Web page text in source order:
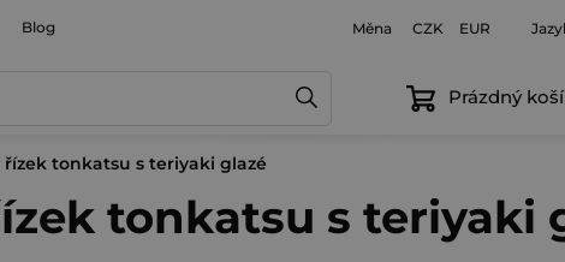
Blog Měna CZK EUR
Prázdný
řízek tonkatsu s teriyaki glazé
tonkatsu s teriyaki